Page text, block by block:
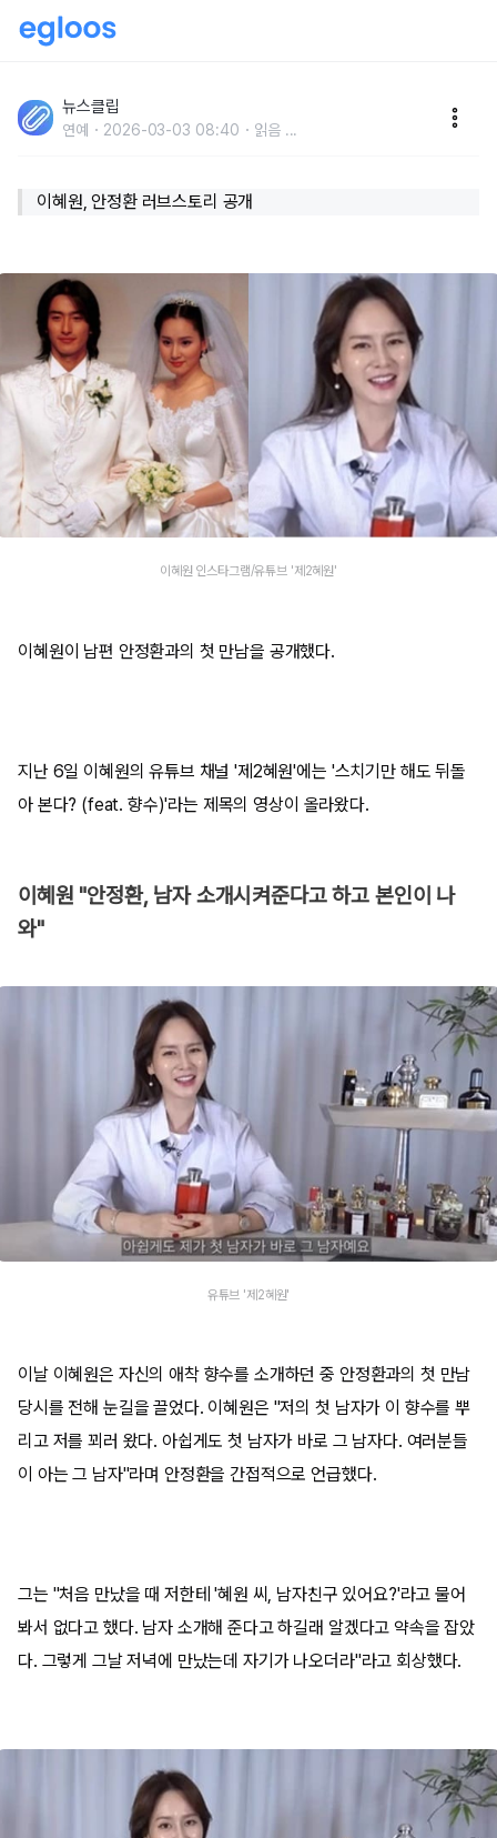
안정환 첫 만남 당시 상황
뉴스클립
연예 2026-03-03 08:40 읽음 ...
이혜원, 안정환 러브스토리 공개
이혜원 인스타그램/유튜브 '제2혜원'
이혜원이 남편 안정환과의 첫 만남을 공개했다.
지난 6일 이혜원의 유튜브 채널 '제2혜원'에는 '스치기만 해도 뒤돌
아 본다? (feat. 향수)'라는 제목의 영상이 올라왔다.
이혜원 "안정환, 남자 소개시켜준다고 하고 본인이 나
와"
유튜브 '제2혜원'
이날 이혜원은 자신의 애착 향수를 소개하던 중 안정환과의 첫 만남
당시를 전해 눈길을 끌었다. 이혜원은 "저의 첫 남자가 이 향수를 뿌
리고 저를 꾀러 왔다. 아쉽게도 첫 남자가 바로 그 남자다. 여러분들
이 아는 그 남자"라며 안정환을 간접적으로 언급했다.
그는 "처음 만났을 때 저한테 '혜원 씨, 남자친구 있어요?'라고 물어
봐서 없다고 했다. 남자 소개해 준다고 하길래 알겠다고 약속을 잡았
다. 그렇게 그날 저녁에 만났는데 자기가 나오더라"라고 회상했다.